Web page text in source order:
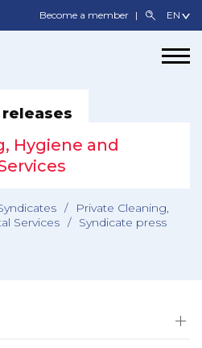
Become a member
Hygiene and
/
Private Cleaning,
Services /
Syndicate press